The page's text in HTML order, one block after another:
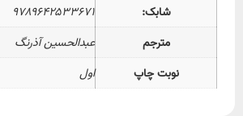
شابک:
۹۷۸۹۶۴۲۵۳۳۶۷۱
مترجم
عبدالحسین آذرنگ
نوبت چاپ
اول